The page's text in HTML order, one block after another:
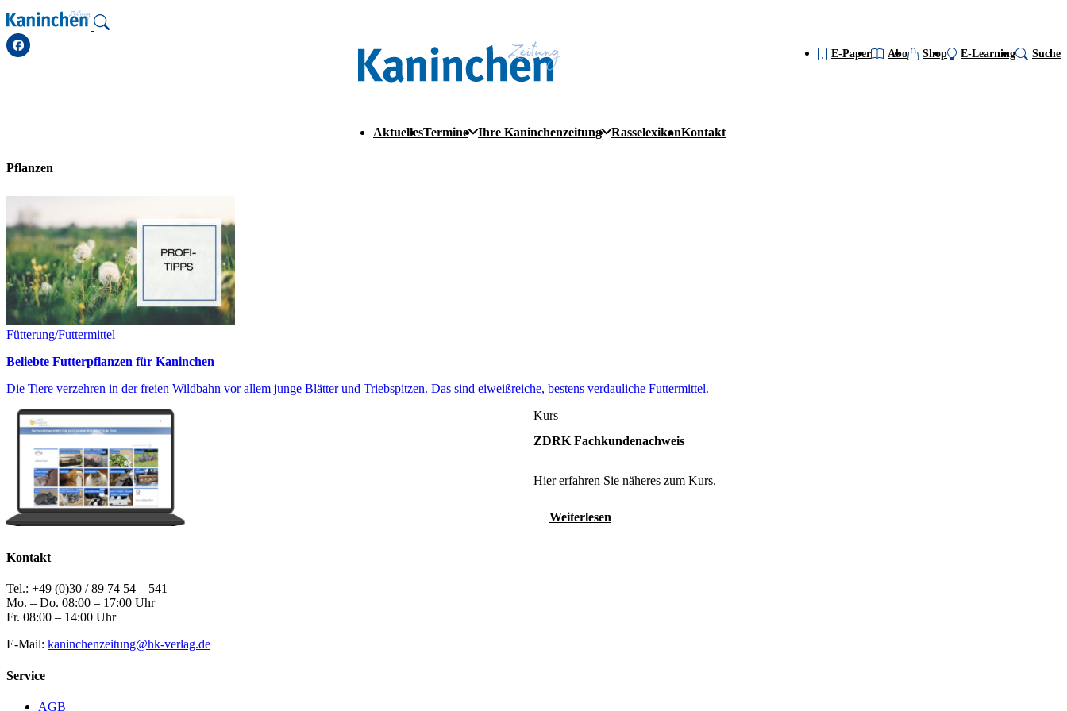
Zum
Inhalt
springen
AktuellesTermine Ihre Kaninchenzeitung RasselexikonKontakt
E-Paper Abo Shop E-Learning Suche
Pflanzen
Fütterung/Futtermittel
Beliebte Futterpflanzen für Kaninchen
Die Tiere verzehren in der freien Wildbahn vor allem junge Blätter und Triebspitzen. Das sind eiweißreiche, bestens verdauliche Futtermittel.
Kurs
ZDRK Fachkundenachweis
Hier erfahren Sie näheres zum Kurs.
Weiterlesen
Kontakt
Tel.: +49 (0)30 / 89 74 54 – 541
Mo. – Do. 08:00 – 17:00 Uhr
Fr. 08:00 – 14:00 Uhr
E-Mail: kaninchenzeitung@hk-verlag.de
Service
AGB